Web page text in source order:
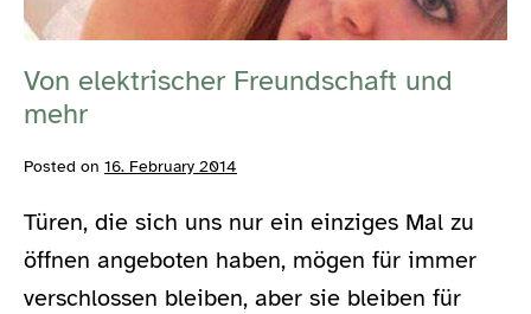
mehr
Von elektrischer Freundschaft und
mehr
Posted on 16. February 2014
Türen, die sich uns nur ein einziges Mal zu
öffnen angeboten haben, mögen für immer
verschlossen bleiben, aber sie bleiben für